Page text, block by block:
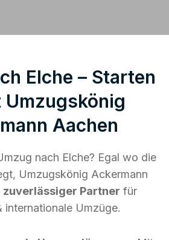
Elche – Starten
Umzugskönig
Aachen
nach Elche? Egal wo die
Umzugskönig Ackermann
zuverlässiger Partner für
internationale Umzüge.